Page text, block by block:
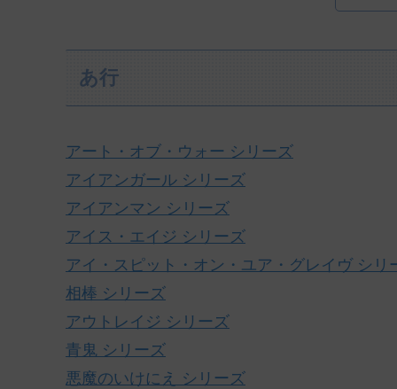
あ行
アート・オブ・ウォー シリーズ
アイアンガール シリーズ
アイアンマン シリーズ
アイス・エイジ シリーズ
アイ・スピット・オン・ユア・グレイヴ シリ
相棒 シリーズ
アウトレイジ シリーズ
青鬼 シリーズ
悪魔のいけにえ シリーズ